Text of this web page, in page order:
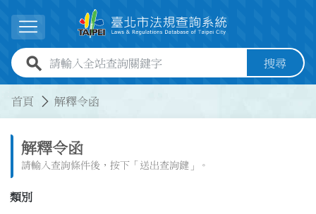
展開選單
全站查詢關鍵字欄位 搜尋
首頁 解釋令函
解釋令函
請輸入查詢條件後，按下「送出查詢鍵」。
類別